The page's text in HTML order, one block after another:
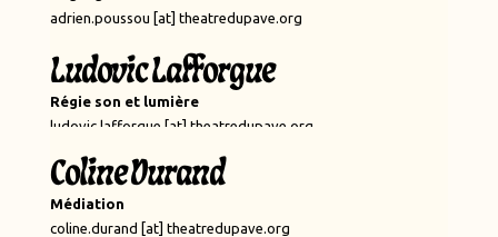
adrien.poussou [at] theatredupave.org
Ludovic Lafforgue
Régie son et lumière
ludovic.lafforgue [at] theatredupave.org
Coline Durand
Médiation
coline.durand [at] theatredupave.org